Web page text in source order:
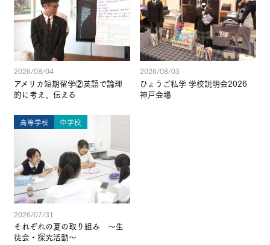
2026/08/04
アメリカ短期留学②英語で論理
的に考え、伝える
2026/08/03
ひょうご私学 学校説明会2026
神戸会場
高等学校 中学校
2026/07/31
それぞれの夏の取り組み ～生
徒会・探究活動～